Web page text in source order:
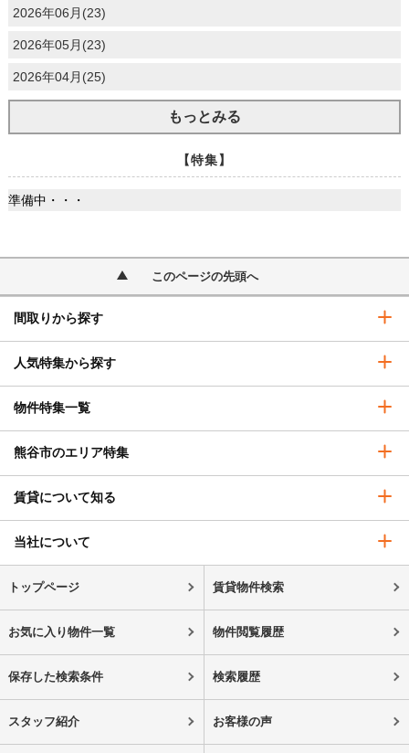
2026年06月(23)
2026年05月(23)
2026年04月(25)
もっとみる
【特集】
準備中・・・
このページの先頭へ
間取りから探す
人気特集から探す
物件特集一覧
熊谷市のエリア特集
賃貸について知る
当社について
トップページ 賃貸物件検索
お気に入り物件一覧 物件閲覧履歴
保存した検索条件 検索履歴
スタッフ紹介 お客様の声